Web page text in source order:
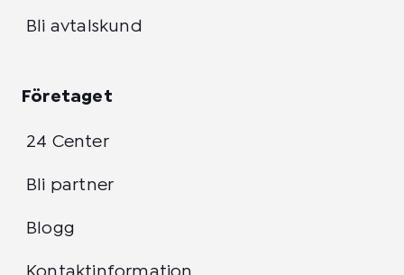
Bli avtalskund
Företaget
24 Center
Bli partner
Blogg